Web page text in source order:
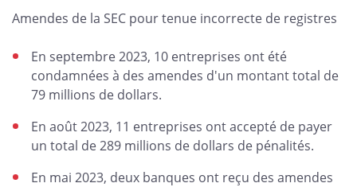
Amendes de la SEC pour tenue incorrecte de registres
En septembre 2023, 10 entreprises ont été
condamnées à des amendes d'un montant total de
79 millions de dollars.
En août 2023, 11 entreprises ont accepté de payer
un total de 289 millions de dollars de pénalités.
En mai 2023, deux banques ont reçu des amendes